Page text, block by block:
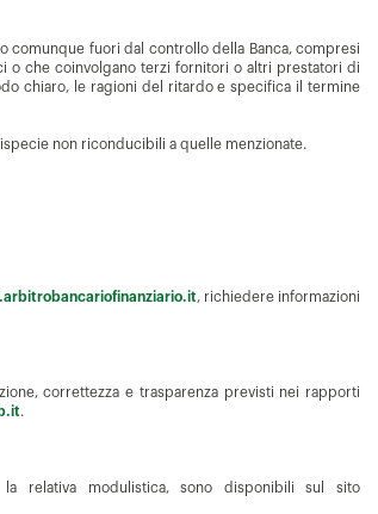
comunque fuori dal controllo della Banca, compresi
o che coinvolgano terzi fornitori o altri prestatori di
chiaro, le ragioni del ritardo e specifica il termine
non riconducibili a quelle menzionate.
, richiedere informazioni
correttezza e trasparenza previsti nei rapporti
.
relativa modulistica, sono disponibili sul sito